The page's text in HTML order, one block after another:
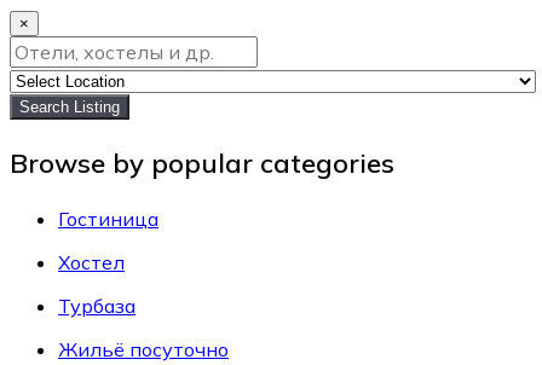
×
Search Listing
Browse by popular categories
Гостиница
Хостел
Турбаза
Жильё посуточно